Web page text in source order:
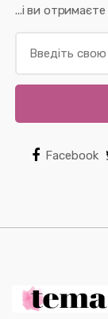
...і ви отримаєте
Facebook